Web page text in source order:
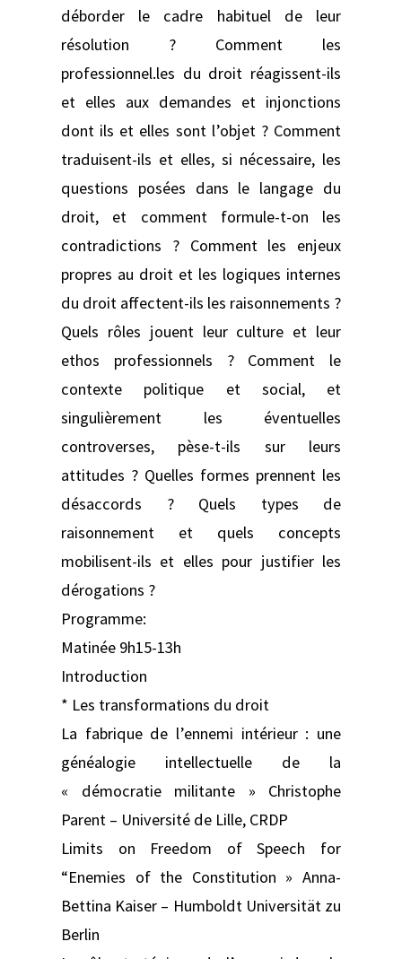
déborder le cadre habituel de leur
résolution ? Comment les
professionnel.les du droit réagissent-ils
et elles aux demandes et injonctions
dont ils et elles sont l’objet ? Comment
traduisent-ils et elles, si nécessaire, les
questions posées dans le langage du
droit, et comment formule-t-on les
contradictions ? Comment les enjeux
propres au droit et les logiques internes
du droit affectent-ils les raisonnements ?
Quels rôles jouent leur culture et leur
ethos professionnels ? Comment le
contexte politique et social, et
singulièrement les éventuelles
controverses, pèse-t-ils sur leurs
attitudes ? Quelles formes prennent les
désaccords ? Quels types de
raisonnement et quels concepts
mobilisent-ils et elles pour justifier les
dérogations ?
Programme:
Matinée 9h15-13h
Introduction
* Les transformations du droit
La fabrique de l’ennemi intérieur : une
généalogie intellectuelle de la
« démocratie militante » Christophe
Parent – Université de Lille, CRDP
Limits on Freedom of Speech for
“Enemies of the Constitution » Anna-
Bettina Kaiser – Humboldt Universität zu
Berlin